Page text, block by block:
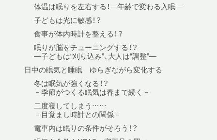
体温は眠りを左右する！—年齢で変わる入眠—
子どもは光に敏感！？
食事が体内時計を整える！？
眠りが脳をチューニングする！？
—子どもは“刈り込み”、大人は“調整”—
日中の眠気と睡眠 ゆらぎながら変化する
冬は眠気が強くなる！？
－季節がつくる眠気は春まで続く－
二度寝してしまう……
－目覚まし時計との関係－
電車内は眠りの条件がそろう！？